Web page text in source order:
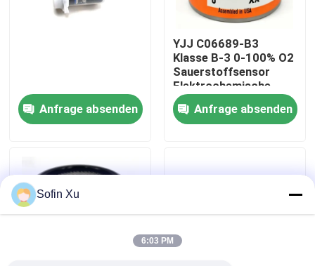
Kontakt mit uns
Neuigkeiten
Rechtssachen
Anfrage absenden
YJJ C06689-B3
Klasse B-3 0-100% O2
Sauerstoffsensor
Elektrochemische
Sauerstoffzelle zur
Analyse von
Rauchgasen aus
Anfrage absenden
Sofin Xu
6:03 PM